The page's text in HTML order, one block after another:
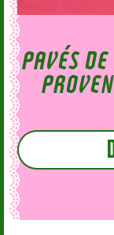
PAVÉS